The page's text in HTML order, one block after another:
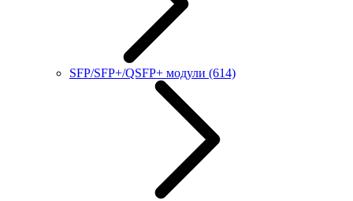
SFP/SFP+/QSFP+ модули (614)